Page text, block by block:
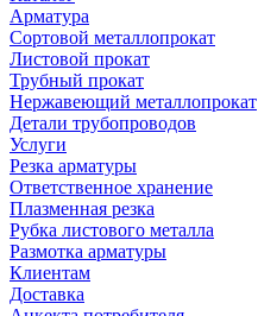
Арматура
Сортовой металлопрокат
Листовой прокат
Трубный прокат
Нержавеющий металлопрокат
Детали трубопроводов
Услуги
Резка арматуры
Ответственное хранение
Плазменная резка
Рубка листового металла
Размотка арматуры
Клиентам
Доставка